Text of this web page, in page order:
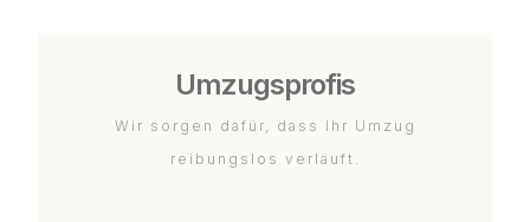
Umzugsprofis
Wir sorgen dafür, dass Ihr Umzug
reibungslos verläuft.